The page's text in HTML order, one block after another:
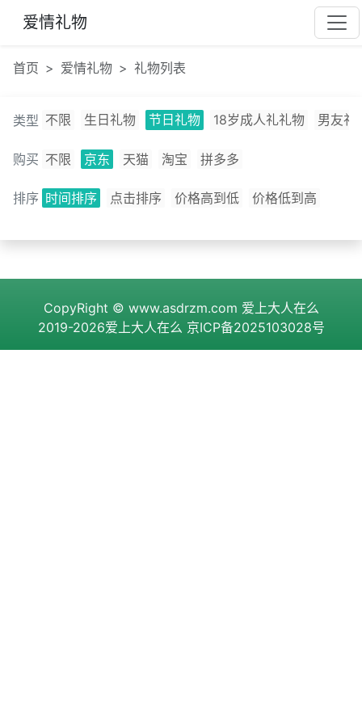
爱情礼物
首页 爱情礼物 礼物列表
类型 不限 生日礼物 节日礼物 18岁成人礼礼物 男友礼
购买 不限 京东 天猫 淘宝 拼多多
排序 时间排序 点击排序 价格高到低 价格低到高
CopyRight © www.asdrzm.com 爱上大人在么
2019-2026爱上大人在么 京ICP备2025103028号